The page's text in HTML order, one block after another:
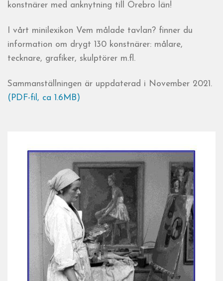
konstnärer med anknytning till Örebro län!
I vårt minilexikon Vem målade tavlan? finner du
information om drygt 130 konstnärer: målare,
tecknare, grafiker, skulptörer m.fl.
Sammanställningen är uppdaterad i November 2021.
(PDF-fil, ca 1.6MB)